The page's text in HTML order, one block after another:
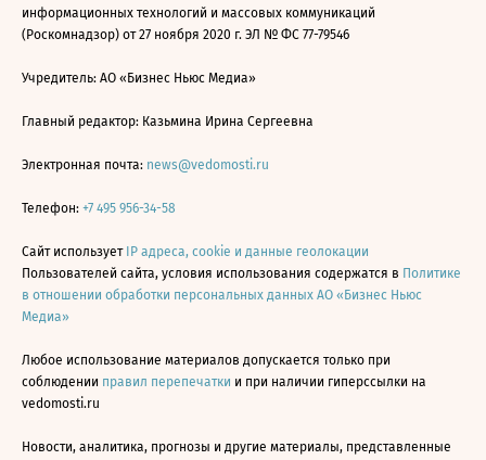
информационных технологий и массовых коммуникаций
(Роскомнадзор) от 27 ноября 2020 г. ЭЛ № ФС 77-79546
Учредитель: АО «Бизнес Ньюс Медиа»
Главный редактор: Казьмина Ирина Сергеевна
Электронная почта: news@vedomosti.ru
Телефон: +7 495 956-34-58
Сайт использует IP адреса, cookie и данные геолокации
Пользователей сайта, условия использования содержатся в Политике
в отношении обработки персональных данных АО «Бизнес Ньюс
Медиа»
Любое использование материалов допускается только при
соблюдении правил перепечатки и при наличии гиперссылки на
vedomosti.ru
Новости, аналитика, прогнозы и другие материалы, представленные